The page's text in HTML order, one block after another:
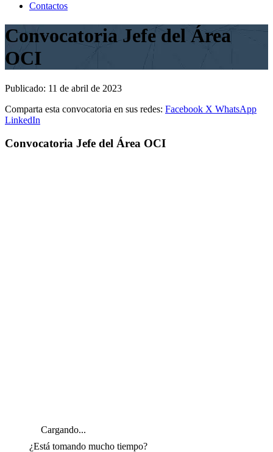
Contactos
Convocatoria Jefe del Área
OCI
Publicado: 11 de abril de 2023
Comparta esta convocatoria en sus redes: Facebook X WhatsApp
LinkedIn
Convocatoria Jefe del Área OCI
Cargando...
¿Está tomando mucho tiempo?